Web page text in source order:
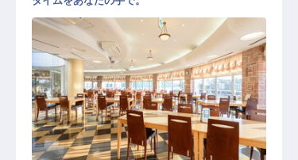
レストランスタッフ（単身個室寮／
昇給・賞与あり／勤務後の温泉利用
可）